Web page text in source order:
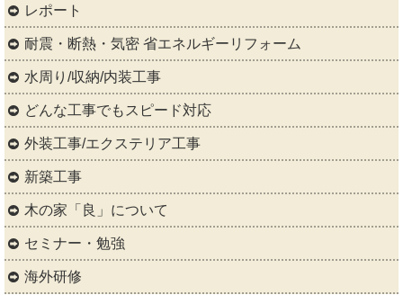
レポート
耐震・断熱・気密 省エネルギーリフォーム
水周り/収納/内装工事
どんな工事でもスピード対応
外装工事/エクステリア工事
新築工事
木の家「良」について
セミナー・勉強
海外研修